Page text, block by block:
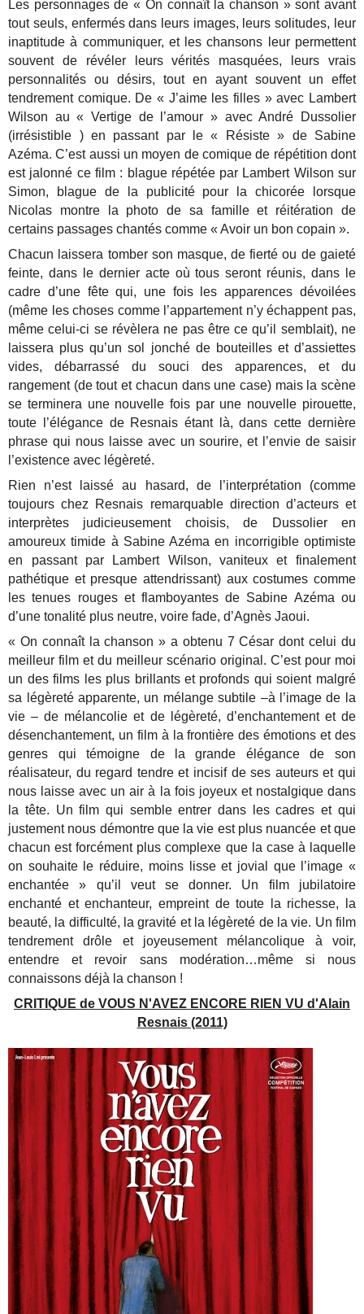
Les personnages de « On connaît la chanson » sont avant
tout seuls, enfermés dans leurs images, leurs solitudes, leur
inaptitude à communiquer, et les chansons leur permettent
souvent de révéler leurs vérités masquées, leurs vrais
personnalités ou désirs, tout en ayant souvent un effet
tendrement comique. De « J’aime les filles » avec Lambert
Wilson au « Vertige de l’amour » avec André Dussolier
(irrésistible ) en passant par le « Résiste » de Sabine
Azéma. C’est aussi un moyen de comique de répétition dont
est jalonné ce film : blague répétée par Lambert Wilson sur
Simon, blague de la publicité pour la chicorée lorsque
Nicolas montre la photo de sa famille et réitération de
certains passages chantés comme « Avoir un bon copain ».
Chacun laissera tomber son masque, de fierté ou de gaieté
feinte, dans le dernier acte où tous seront réunis, dans le
cadre d’une fête qui, une fois les apparences dévoilées
(même les choses comme l’appartement n’y échappent pas,
même celui-ci se révèlera ne pas être ce qu’il semblait), ne
laissera plus qu’un sol jonché de bouteilles et d’assiettes
vides, débarrassé du souci des apparences, et du
rangement (de tout et chacun dans une case) mais la scène
se terminera une nouvelle fois par une nouvelle pirouette,
toute l’élégance de Resnais étant là, dans cette dernière
phrase qui nous laisse avec un sourire, et l’envie de saisir
l’existence avec légèreté.
Rien n’est laissé au hasard, de l’interprétation (comme
toujours chez Resnais remarquable direction d’acteurs et
interprètes judicieusement choisis, de Dussolier en
amoureux timide à Sabine Azéma en incorrigible optimiste
en passant par Lambert Wilson, vaniteux et finalement
pathétique et presque attendrissant) aux costumes comme
les tenues rouges et flamboyantes de Sabine Azéma ou
d’une tonalité plus neutre, voire fade, d’Agnès Jaoui.
« On connaît la chanson » a obtenu 7 César dont celui du
meilleur film et du meilleur scénario original. C’est pour moi
un des films les plus brillants et profonds qui soient malgré
sa légèreté apparente, un mélange subtile –à l’image de la
vie – de mélancolie et de légèreté, d’enchantement et de
désenchantement, un film à la frontière des émotions et des
genres qui témoigne de la grande élégance de son
réalisateur, du regard tendre et incisif de ses auteurs et qui
nous laisse avec un air à la fois joyeux et nostalgique dans
la tête. Un film qui semble entrer dans les cadres et qui
justement nous démontre que la vie est plus nuancée et que
chacun est forcément plus complexe que la case à laquelle
on souhaite le réduire, moins lisse et jovial que l’image «
enchantée » qu’il veut se donner. Un film jubilatoire
enchanté et enchanteur, empreint de toute la richesse, la
beauté, la difficulté, la gravité et la légèreté de la vie. Un film
tendrement drôle et joyeusement mélancolique à voir,
entendre et revoir sans modération…même si nous
connaissons déjà la chanson !
CRITIQUE de VOUS N'AVEZ ENCORE RIEN VU d'Alain
Resnais (2011)